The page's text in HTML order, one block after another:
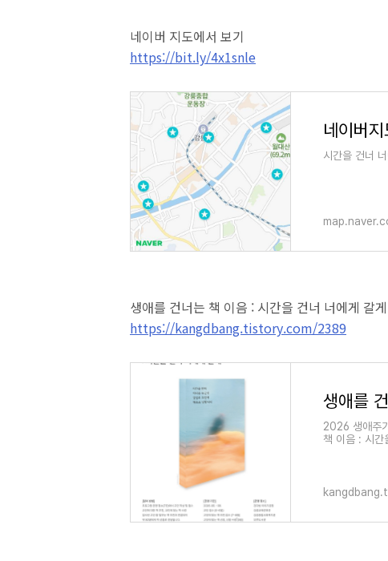
네이버 지도에서 보기
https://bit.ly/4x1snle
네이버
시간을 건너
생애를 건너는 책 이음 : 시간을 건너 너에게 갈
https://kangdbang.tistory.com/2389
2026 생애주
책 이음 : 시간